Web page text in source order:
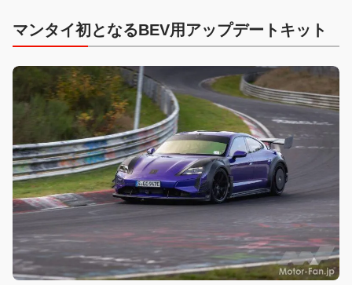
マンタイ初となるBEV用アップデートキット